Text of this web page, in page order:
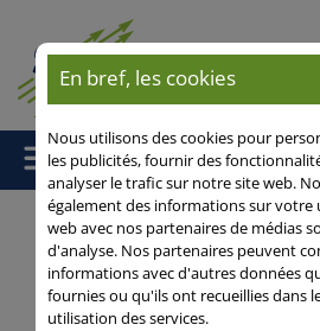
Accueil/News Mobil/ Multiples
pour nos blés tendre !
En bref, les cookies
Nous utilisons des cookies pour
les publicités, fournir des
analyser le trafic sur notre site web.
également des informations sur votre
web avec nos partenaires de médias
d'analyse. Nos partenaires peuvent
informations avec d'autres données
fournies ou qu'ils ont recueillies dans
utilisation des services.